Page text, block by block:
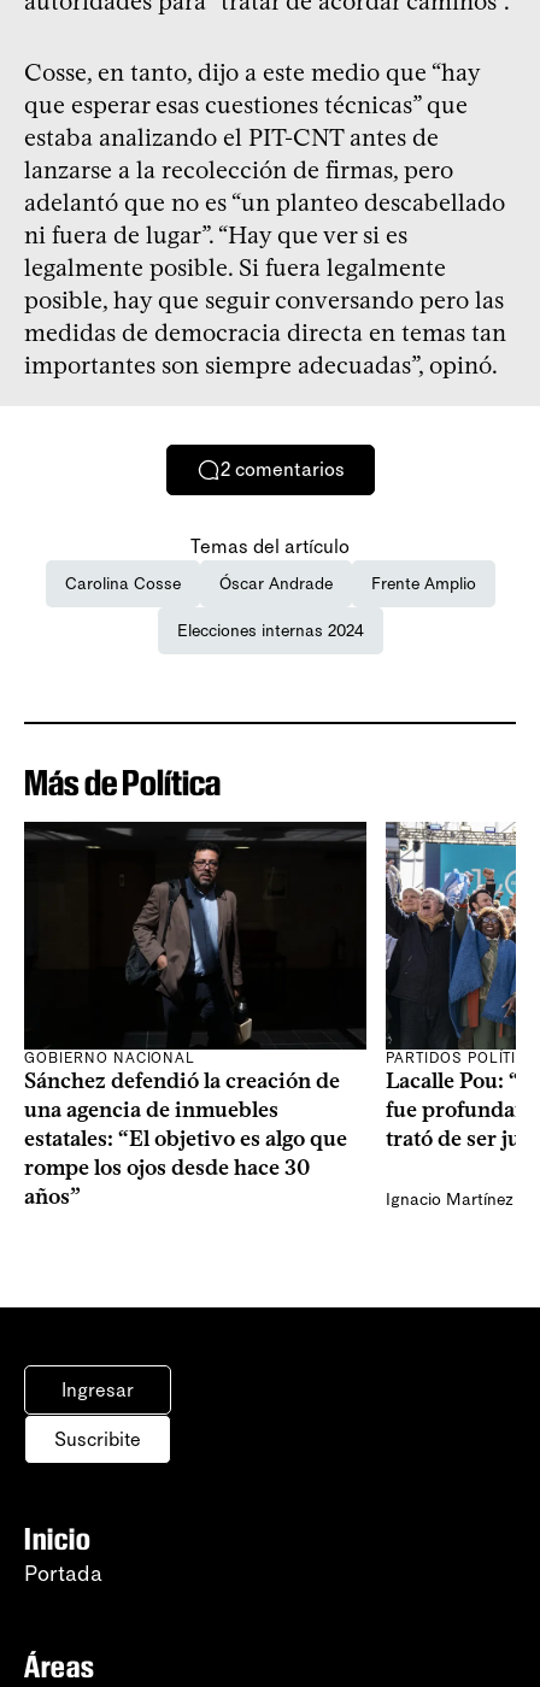
Cosse, en tanto, dijo a este medio que “hay
que esperar esas cuestiones técnicas” que
estaba analizando el PIT-CNT antes de
lanzarse a la recolección de firmas, pero
adelantó que no es “un planteo descabellado
ni fuera de lugar”. “Hay que ver si es
legalmente posible. Si fuera legalmente
posible, hay que seguir conversando pero las
medidas de democracia directa en temas tan
importantes son siempre adecuadas”, opinó.
2 comentarios
Temas del artículo
Carolina Cosse Óscar Andrade Frente Amplio
Elecciones internas 2024
Más de Política
GOBIERNO NACIONAL
Sánchez defendió la creación de
una agencia de inmuebles
estatales: “El objetivo es algo que
rompe los ojos desde hace 30
años”
PARTIDOS
Lacalle Pou:
fue
trató de ser
Ignacio Martínez
Ingresar
Suscribite
Inicio
Portada
Áreas